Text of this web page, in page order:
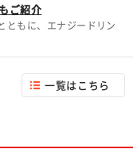
ご紹介
ともに、エナジードリン
一覧はこちら